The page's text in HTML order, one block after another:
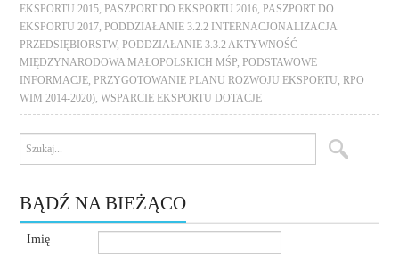
EKSPORTU 2015
PASZPORT DO EKSPORTU 2016
PASZPORT DO
EKSPORTU 2017
PODDZIAŁANIE 3.2.2 INTERNACJONALIZACJA
PRZEDSIĘBIORSTW, PODDZIAŁANIE 3.3.2 AKTYWNOŚĆ
MIĘDZYNARODOWA MAŁOPOLSKICH MŚP
PODSTAWOWE
INFORMACJE
PRZYGOTOWANIE PLANU ROZWOJU EKSPORTU
RPO
WIM 2014-2020) WSPARCIE EKSPORTU DOTACJE
BĄDŹ NA BIEŻĄCO
Imię